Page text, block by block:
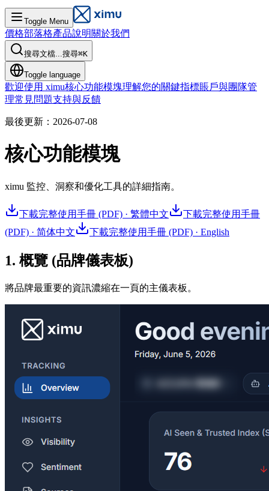
Toggle Menu
價格部落格產品說明關於我們
搜尋文檔...搜尋⌘K
Toggle language
歡迎使用 ximu核心功能模塊理解您的關鍵指標賬戶與團隊管
理常見問題支持與反饋
最後更新：2026-07-08
核心功能模塊
ximu 監控、洞察和優化工具的詳細指南。
下載完整使用手冊 (PDF) · 繁體中文
下載完整使用手冊
(PDF) · 简体中文 下載完整使用手冊 (PDF) · English
1. 概覽 (品牌儀表板)
將品牌最重要的資訊濃縮在一頁的主儀表板。